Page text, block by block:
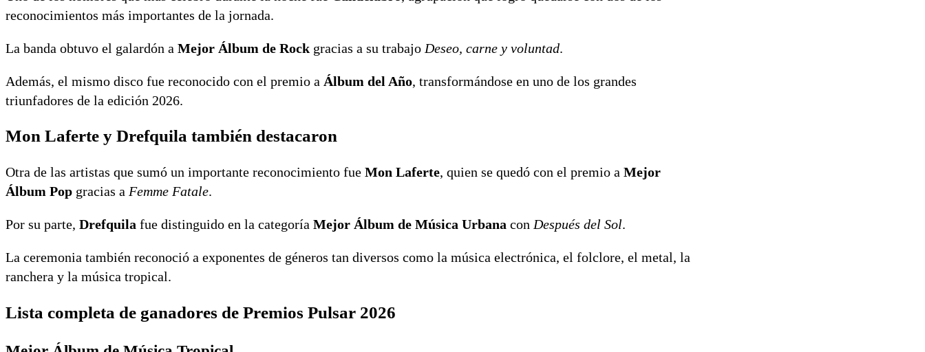
reconocimientos más importantes de la jornada.
La banda obtuvo el galardón a Mejor Álbum de Rock gracias a su trabajo Deseo, carne y voluntad.
Además, el mismo disco fue reconocido con el premio a Álbum del Año, transformándose en uno de los grandes
triunfadores de la edición 2026.
Mon Laferte y Drefquila también destacaron
Otra de las artistas que sumó un importante reconocimiento fue Mon Laferte, quien se quedó con el premio a Mejor
Álbum Pop gracias a Femme Fatale.
Por su parte, Drefquila fue distinguido en la categoría Mejor Álbum de Música Urbana con Después del Sol.
La ceremonia también reconoció a exponentes de géneros tan diversos como la música electrónica, el folclore, el metal, la
ranchera y la música tropical.
Lista completa de ganadores de Premios Pulsar 2026